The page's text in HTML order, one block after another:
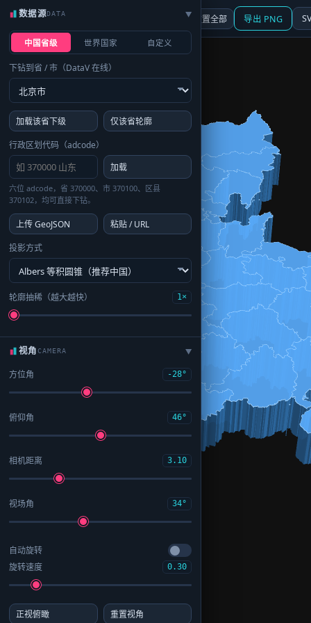
☰ 面板 地图 重置全部 导出 PNG
数据源DATA ▶
中国省级 世界国家 自定义
下钻到省 / 市（DataV 在线）
加载该省下级
仅该省轮廓
行政区划代码（adcode）
加载
六位 adcode，省 370000、市 370100、区县
370102，均可直接下钻。
上传 GeoJSON
粘贴 / URL
投影方式
轮廓抽稀（越大越快） 1×
视角CAMERA ▶
方位角 -28°
俯仰角 46°
相机距离 3.10
视场角 34°
自动旋转
旋转速度
0.30
正视俯瞰 重置视角